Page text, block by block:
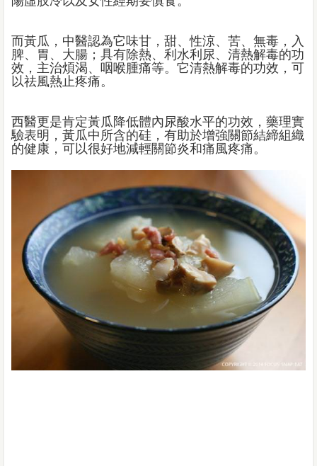
而黃瓜，中醫認為它味甘，甜、性涼、苦、無毒，入
脾、胃、大腸；具有除熱、利水利尿、清熱解毒的功
效，主治煩渴、咽喉腫痛等。它清熱解毒的功效，可
以祛風熱止疼痛。
西醫更是肯定黃瓜降低體內尿酸水平的功效，藥理實
驗表明，黃瓜中所含的硅，有助於增強關節結締組織
的健康，可以很好地減輕關節炎和痛風疼痛。